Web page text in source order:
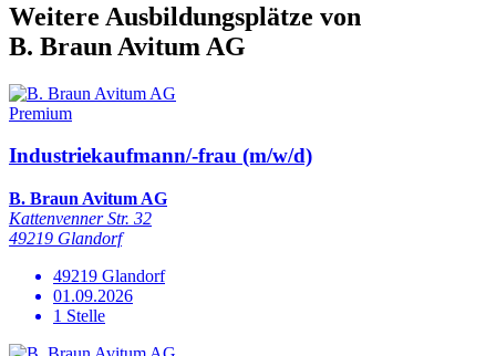
Weitere Ausbildungsplätze von
B. Braun Avitum AG
Premium
Industriekaufmann/-frau (m/w/d)
B. Braun Avitum AG
Kattenvenner Str. 32
49219 Glandorf
49219 Glandorf
01.09.2026
1 Stelle